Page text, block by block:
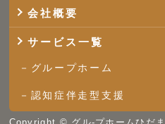
会社概要
サービス一覧
グループホーム
認知症伴走型支援